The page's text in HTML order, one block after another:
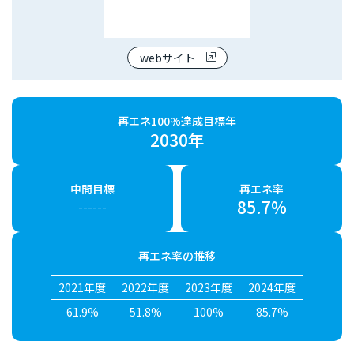
webサイト
再エネ100%達成目標年
2030年
中間目標
------
再エネ率
85.7%
再エネ率の推移
2021年度
2022年度 2023年度
2024年度
61.9%
51.8% 100% 85.7%